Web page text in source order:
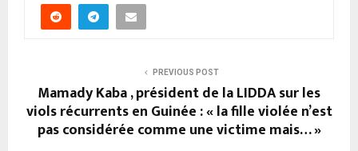
PREVIOUS POST
Mamady Kaba , président de la LIDDA sur les
viols récurrents en Guinée : « la fille violée n’est
pas considérée comme une victime mais… »